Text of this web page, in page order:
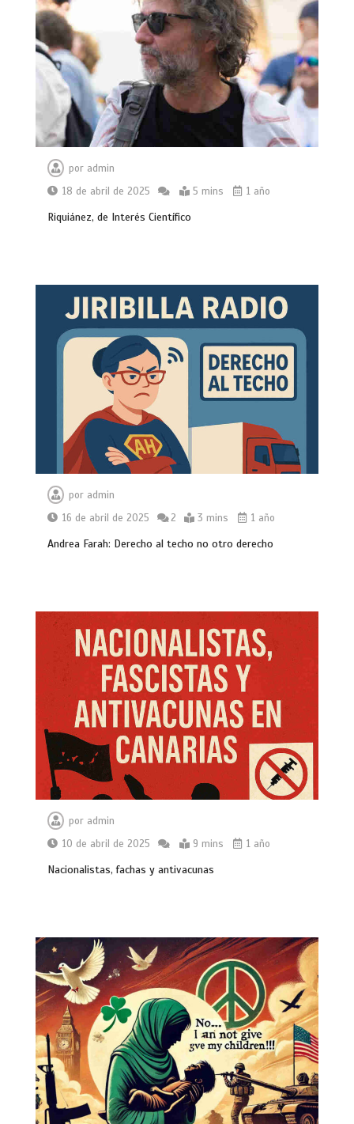
por admin
18 de abril de 2025
5 mins 1 año
Riquiánez, de Interés Científico
por admin
16 de abril de 2025
2 3 mins 1 año
Andrea Farah: Derecho al techo no otro derecho
por admin
10 de abril de 2025
9 mins 1 año
Nacionalistas, fachas y antivacunas